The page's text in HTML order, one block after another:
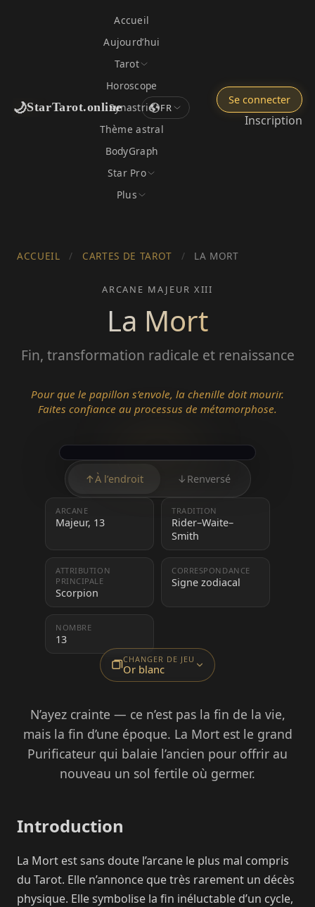
🌙StarTarot.online
Accueil
Aujourd’hui
Tarot
Horoscope
Synastrie
Thème astral
BodyGraph
Star Pro
Plus
FR
Se connecter
Inscription
ACCUEIL / CARTES DE TAROT / LA MORT
ARCANE MAJEUR XIII
La Mort
Fin, transformation radicale et renaissance
Pour que le papillon s’envole, la chenille doit mourir.
Faites confiance au processus de métamorphose.
↑À l’endroit ↓ Renversé
ARCANE
Majeur, 13
TRADITION
Rider–Waite–
Smith
ATTRIBUTION
PRINCIPALE
Scorpion
CORRESPONDANCE
Signe zodiacal
NOMBRE
13
CHANGER DE JEU
Or blanc
N’ayez crainte — ce n’est pas la fin de la vie,
mais la fin d’une époque. La Mort est le grand
Purificateur qui balaie l’ancien pour offrir au
nouveau un sol fertile où germer.
Introduction
La Mort est sans doute l’arcane le plus mal compris
du Tarot. Elle n’annonce que très rarement un décès
physique. Elle symbolise la fin inéluctable d’un cycle,